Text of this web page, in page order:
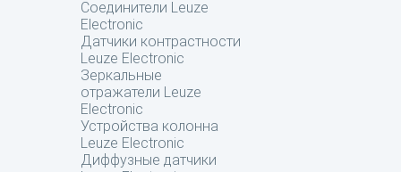
Соединители Leuze
Electronic
Датчики контрастности
Leuze Electronic
Зеркальные
отражатели Leuze
Electronic
Устройства колонна
Leuze Electronic
Диффузные датчики